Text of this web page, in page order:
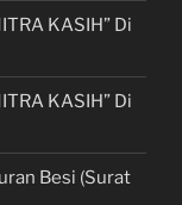
KASIH” Di
KASIH” Di
Besi (Surat